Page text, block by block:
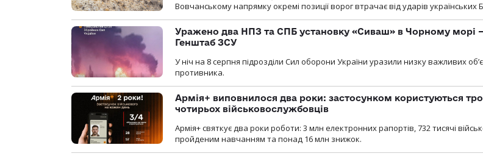
Вовчанському напрямку окремі позиції ворог втрачає від ударів українських
Уражено два НПЗ та СПБ установку «Сиваш» в Чорному морі
Генштаб ЗСУ
У ніч на 8 серпня підрозділи Сил оборони України уразили низку важливих
противника.
Армія+ виповнилося два роки: застосунком користуються
чотирьох військовослужбовців
Армія+ святкує два роки роботи: 3 млн електронних рапортів, 732 тисячі
пройденим навчанням та понад 16 млн знижок.